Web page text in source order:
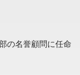
の名誉顧問に任命